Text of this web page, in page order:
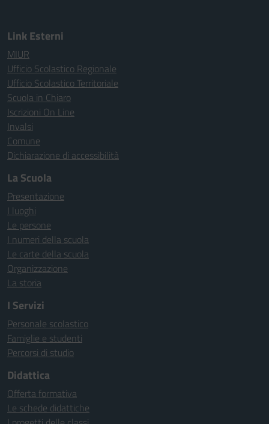
Link Esterni
MIUR
Ufficio Scolastico Regionale
Ufficio Scolastico Territoriale
Scuola in Chiaro
Iscrizioni On Line
Invalsi
Comune
Dichiarazione di accessibilità
La Scuola
Presentazione
I luoghi
Le persone
I numeri della scuola
Le carte della scuola
Organizzazione
La storia
I Servizi
Personale scolastico
Famiglie e studenti
Percorsi di studio
Didattica
Offerta formativa
Le schede didattiche